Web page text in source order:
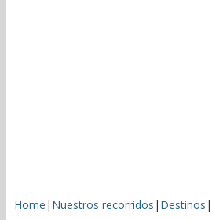
Home | Nuestros recorridos | Destinos |